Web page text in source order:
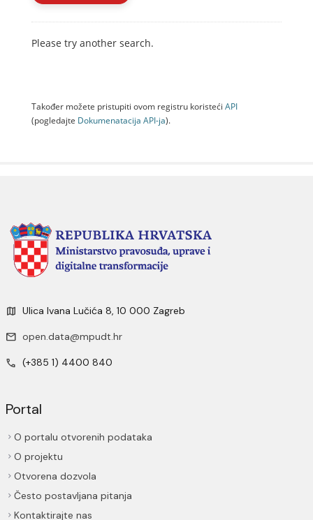
Please try another search.
Također možete pristupiti ovom registru koristeći API
(pogledajte Dokumenаtаcijа API-jа).